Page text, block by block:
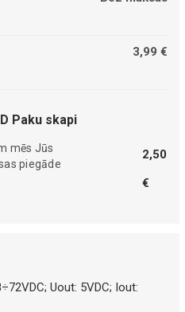
3,99 €
Paku skapi
mēs Jūs
piegāde
2,50
€
Uout: 5VDC; Iout: